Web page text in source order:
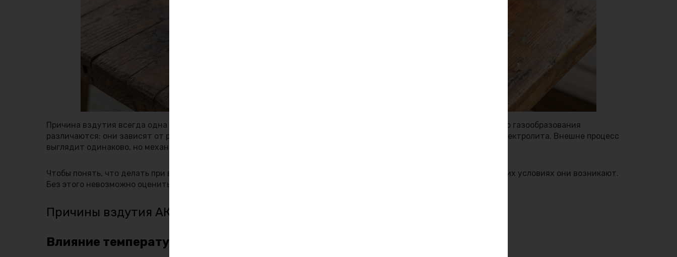
Причина вздутия всегда одна по своей природе — накопление газов внутри герметичного корпуса. Источники этого газообразования
различаются: они зависят от режима зарядки, температуры, состояния электродов и химической стабильности электролита. Внешне процесс
выглядит одинаково, но механизмы его запуска могут быть разными.
Чтобы понять, что делать при вздутии АКБ, важно сначала разобраться, какие процессы к нему приводят и при каких условиях они возникают.
Без этого невозможно оценить степень опасности и принять корректное решение.
Причины вздутия АКБ
Влияние температуры